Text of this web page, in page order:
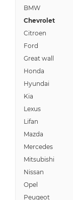
BMW
Chevrolet
Citroen
Ford
Great wall
Honda
Hyundai
Kia
Lexus
Lifan
Mazda
Mercedes
Mitsubishi
Nissan
Opel
Peugeot